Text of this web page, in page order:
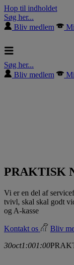
Hop til indholdet
Søg her...
Bliv medlem
Søg her...
Bliv medlem
PRAKTISK
Vi er en del af
tvivl, skal skal godt
og A-kasse
Kontakt os
Bliv
30oct1:001:00